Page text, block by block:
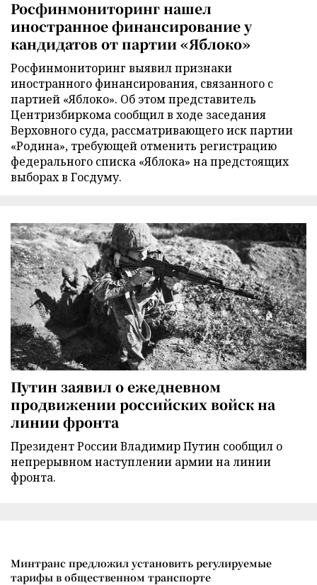
Росфинмониторинг нашел
иностранное финансирование у
кандидатов от партии «Яблоко»
Росфинмониторинг выявил признаки
иностранного финансирования, связанного с
партией «Яблоко». Об этом представитель
Центризбиркома сообщил в ходе заседания
Верховного суда, рассматривающего иск партии
«Родина», требующей отменить регистрацию
федерального списка «Яблока» на предстоящих
выборах в Госдуму.
Путин заявил о ежедневном
продвижении российских войск на
линии фронта
Президент России Владимир Путин сообщил о
непрерывном наступлении армии на линии
фронта.
Минтранс предложил установить регулируемые
тарифы в общественном транспорте